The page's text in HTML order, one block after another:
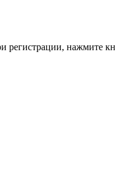
регистрации,